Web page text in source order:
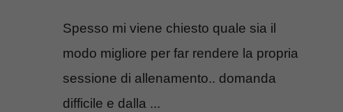
Spesso mi viene chiesto quale sia il
modo migliore per far rendere la propria
sessione di allenamento.. domanda
difficile e dalla ...